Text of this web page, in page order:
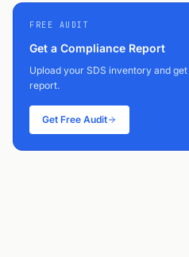
FREE AUDIT
Get a Compliance Report
Upload your SDS inventory and
report.
Get Free Audit